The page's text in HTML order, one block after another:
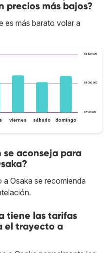
precios más bajos?
es más barato volar a
$900.000
$1.000.000
$1.100.000
viernes sábado domingo
aconseja para
a Osaka se recomienda
tiene las tarifas
el trayecto a